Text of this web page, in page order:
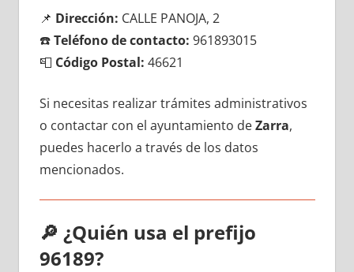
📌 Dirección: CALLE PANOJA, 2
☎️Teléfono dе contacto: 961893015
📮 Código Postal: 46621
Si necesitas realizar trámites administrativos
ο contactar сοn el ayuntamiento dеZarra,
puedes hacerlo а través dе los datos
mencionados.
🔎 ¿Quién usa el prefijo
96189?